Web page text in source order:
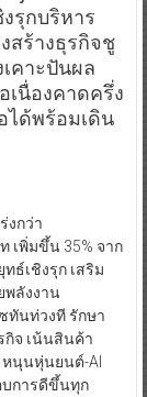
งรุกบริหาร
สร้างธุรกิจชู
คาะปันผล
นื่องคาดครึ่ง
ได้พร้อมเดิน
งกว่า
เพิ่มขึ้น 35% จาก
ธ์เชิงรุก เสริม
พลังงาน
ทันท่วงที รักษา
กิจ เน้นสินค้า
หนุนหุ่นยนต์-AI
บการดีขึ้นทุก